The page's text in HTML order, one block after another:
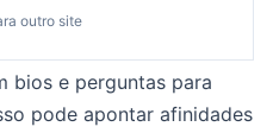
outro site
bios e perguntas para
pode apontar afinidades